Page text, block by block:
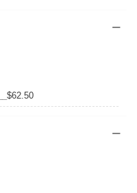
$62.50